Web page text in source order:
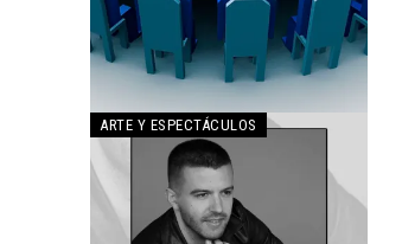
ARTE Y ESPECTÁCULOS